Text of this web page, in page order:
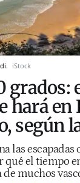
iStock
grados:
hará en
según
las escapadas
qué el tiempo
muchos